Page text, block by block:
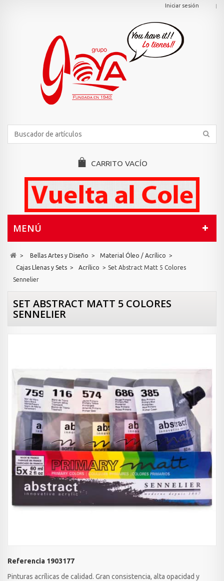
Iniciar sesión
CARRITO VACÍO
MENÚ
> Bellas Artes y Diseño > Material Óleo / Acrílico >
Cajas Llenas y Sets > Acrílico > Set Abstract Matt 5 Colores
Sennelier
SET ABSTRACT MATT 5 COLORES
SENNELIER
Referencia 1903177
Pinturas acrílicas de calidad. Gran consistencia, alta opacidad y